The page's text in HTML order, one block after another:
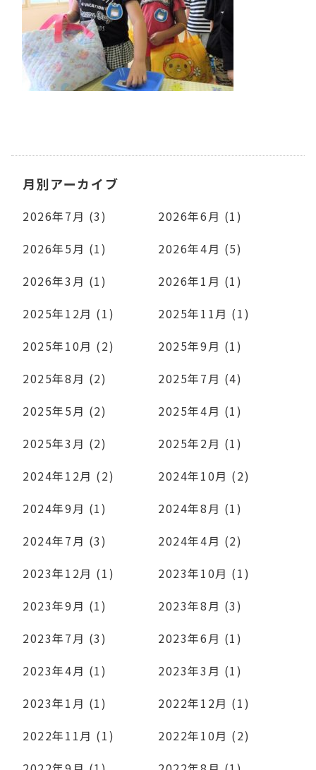
月別アーカイブ
2026年7月 (3)
2026年6月 (1)
2026年5月 (1)
2026年4月 (5)
2026年3月 (1)
2026年1月 (1)
2025年12月 (1)
2025年11月 (1)
2025年10月 (2)
2025年9月 (1)
2025年8月 (2)
2025年7月 (4)
2025年5月 (2)
2025年4月 (1)
2025年3月 (2)
2025年2月 (1)
2024年12月 (2)
2024年10月 (2)
2024年9月 (1)
2024年8月 (1)
2024年7月 (3)
2024年4月 (2)
2023年12月 (1)
2023年10月 (1)
2023年9月 (1)
2023年8月 (3)
2023年7月 (3)
2023年6月 (1)
2023年4月 (1)
2023年3月 (1)
2023年1月 (1)
2022年12月 (1)
2022年11月 (1)
2022年10月 (2)